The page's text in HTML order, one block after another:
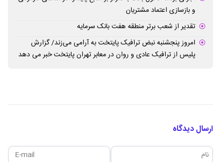
و بازسازی اعتماد مشتریان
تقدیر از شعب برتر منطقه هفت بانک سرمایه
امروز پنجشنبه نبض ترافیک پایتخت به آرامی می‌زند/ گزارش
پلیس از ترافیک عادی و روان در معابر تهران پایتخت خبر می دهد
ارسال دیدگاه